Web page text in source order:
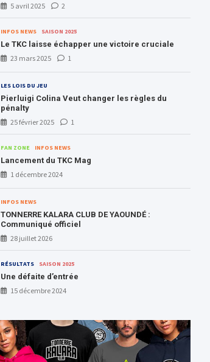
5 avril 2025
2
INFOS NEWS SAISON 2025
Le TKC laisse échapper une victoire cruciale
23 mars 2025
1
LES LOIS DU JEU
Pierluigi Colina Veut changer les règles du
pénalty
25 février 2025
1
FAN ZONE INFOS NEWS
Lancement du TKC Mag
1 décembre 2024
INFOS NEWS
TONNERRE KALARA CLUB DE YAOUNDÉ :
Communiqué officiel
28 juillet 2026
RÉSULTATS SAISON 2025
Une défaite d’entrée
15 décembre 2024